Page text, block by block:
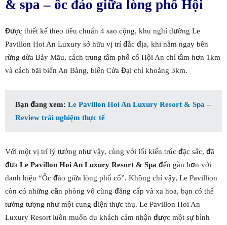
& spa – ốc đảo giữa lòng phố Hội
Được thiết kế theo tiêu chuẩn 4 sao cộng, khu nghỉ dưỡng Le
Pavillon Hoi An Luxury sở hữu vị trí đắc địa, khi nằm ngay bên
rừng dừa Bảy Mãu, cách trung tâm phố cổ Hội An chỉ tầm hơn 1km
và cách bãi biển An Bàng, biển Cửa Đại chỉ khoảng 3km.
Bạn đang xem: Le Pavillon Hoi An Luxury Resort & Spa –
Review trải nghiệm thực tế
Với một vị trí lý tưởng như vậy, cùng với lối kiến trúc đặc sắc, đã
đưa Le Pavillon Hoi An Luxury Resort & Spa đến gần hơn với
danh hiệu “Ốc đảo giữa lòng phố cổ”. Không chỉ vậy, Le Pavillion
còn có những căn phòng vô cùng đẳng cấp và xa hoa, bạn có thể
tưởng tượng như một cung điện thực thụ. Le Pavillon Hoi An
Luxury Resort luôn muốn du khách cảm nhận được một sự bình